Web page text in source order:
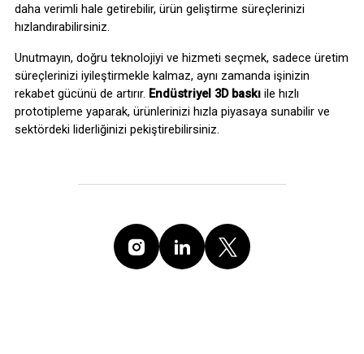
daha verimli hale getirebilir, ürün geliştirme süreçlerinizi
hızlandırabilirsiniz.
Unutmayın, doğru teknolojiyi ve hizmeti seçmek, sadece üretim
süreçlerinizi iyileştirmekle kalmaz, aynı zamanda işinizin
rekabet gücünü de artırır. Endüstriyel 3D baskı ile hızlı
prototipleme yaparak, ürünlerinizi hızla piyasaya sunabilir ve
sektördeki liderliğinizi pekiştirebilirsiniz.